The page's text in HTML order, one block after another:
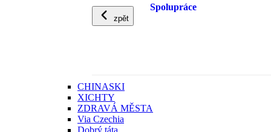
zpět
Spolupráce
CHINASKI
XICHTY
ZDRAVÁ MĚSTA
Via Czechia
Dobrý táta